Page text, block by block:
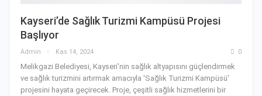
Kayseri’de Sağlık Turizmi Kampüsü Projesi
Başlıyor
Admin Kas 14, 2024 0
Melikgazi Belediyesi, Kayseri'nin sağlık altyapısını güçlendirmek
ve sağlık turizmini artırmak amacıyla 'Sağlık Turizmi Kampüsü'
projesini hayata geçirecek. Proje, çeşitli sağlık hizmetlerini bir